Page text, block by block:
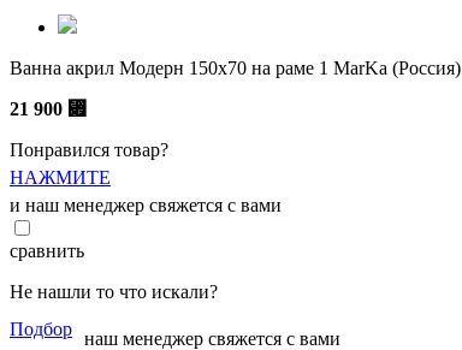
Ванна акрил Модерн 150х70 на раме 1 MarKa (Россия)
21 900 ⃏
Понравился товар?
НАЖМИТЕ
и наш менеджер свяжется с вами
сравнить
Не нашли то что искали?
Подбор наш менеджер свяжется с вами